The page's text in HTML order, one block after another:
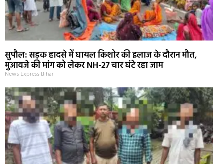
सुपौल: सड़क हादसे में घायल किशोर की इलाज के दौरान मौत,
मुआवजे की मांग को लेकर NH-27 चार घंटे रहा जाम
News Express Bihar